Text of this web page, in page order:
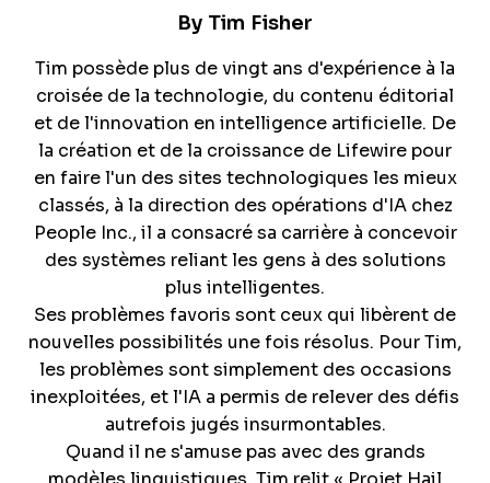
By Tim Fisher
Tim possède plus de vingt ans d'expérience à la
croisée de la technologie, du contenu éditorial
et de l'innovation en intelligence artificielle. De
la création et de la croissance de Lifewire pour
en faire l'un des sites technologiques les mieux
classés, à la direction des opérations d'IA chez
People Inc., il a consacré sa carrière à concevoir
des systèmes reliant les gens à des solutions
plus intelligentes.
Ses problèmes favoris sont ceux qui libèrent de
nouvelles possibilités une fois résolus. Pour Tim,
les problèmes sont simplement des occasions
inexploitées, et l'IA a permis de relever des défis
autrefois jugés insurmontables.
Quand il ne s'amuse pas avec des grands
modèles linguistiques, Tim relit « Projet Hail